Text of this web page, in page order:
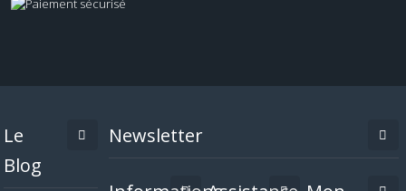
Le
Blog
Newsletter